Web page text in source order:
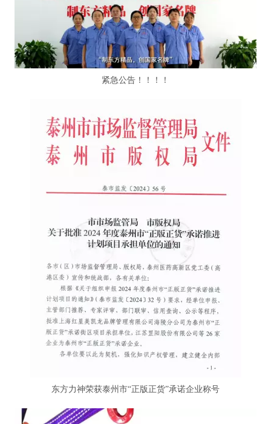
紧急公告！！！！
东方力神荣获泰州市“正版正货”承诺企业称号